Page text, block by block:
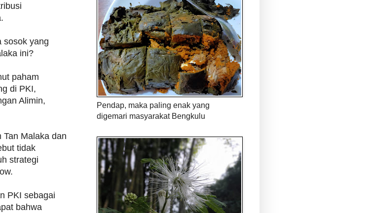
sosok yang
ini?
paham
di PKI,
Alimin,
Malaka dan
tidak
strategi
PKI sebagai
bahwa
Pendap, maka paling enak yang
digemari masyarakat Bengkulu